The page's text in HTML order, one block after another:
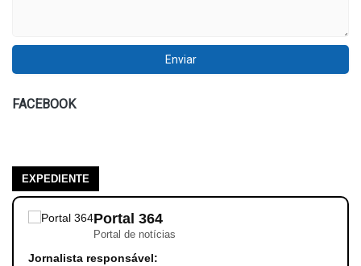
FACEBOOK
EXPEDIENTE
Portal 364
Portal de notícias
Jornalista responsável: